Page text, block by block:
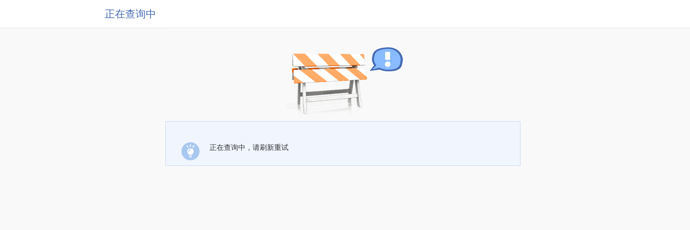
正在查询中
正在查询中，请刷新重试